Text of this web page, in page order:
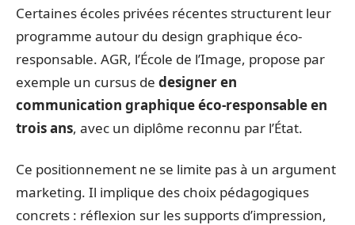
Certaines écoles privées récentes structurent leur
programme autour du design graphique éco-
responsable. AGR, l’École de l’Image, propose par
exemple un cursus de designer en
communication graphique éco-responsable en
trois ans, avec un diplôme reconnu par l’État.
Ce positionnement ne se limite pas à un argument
marketing. Il implique des choix pédagogiques
concrets : réflexion sur les supports d’impression,